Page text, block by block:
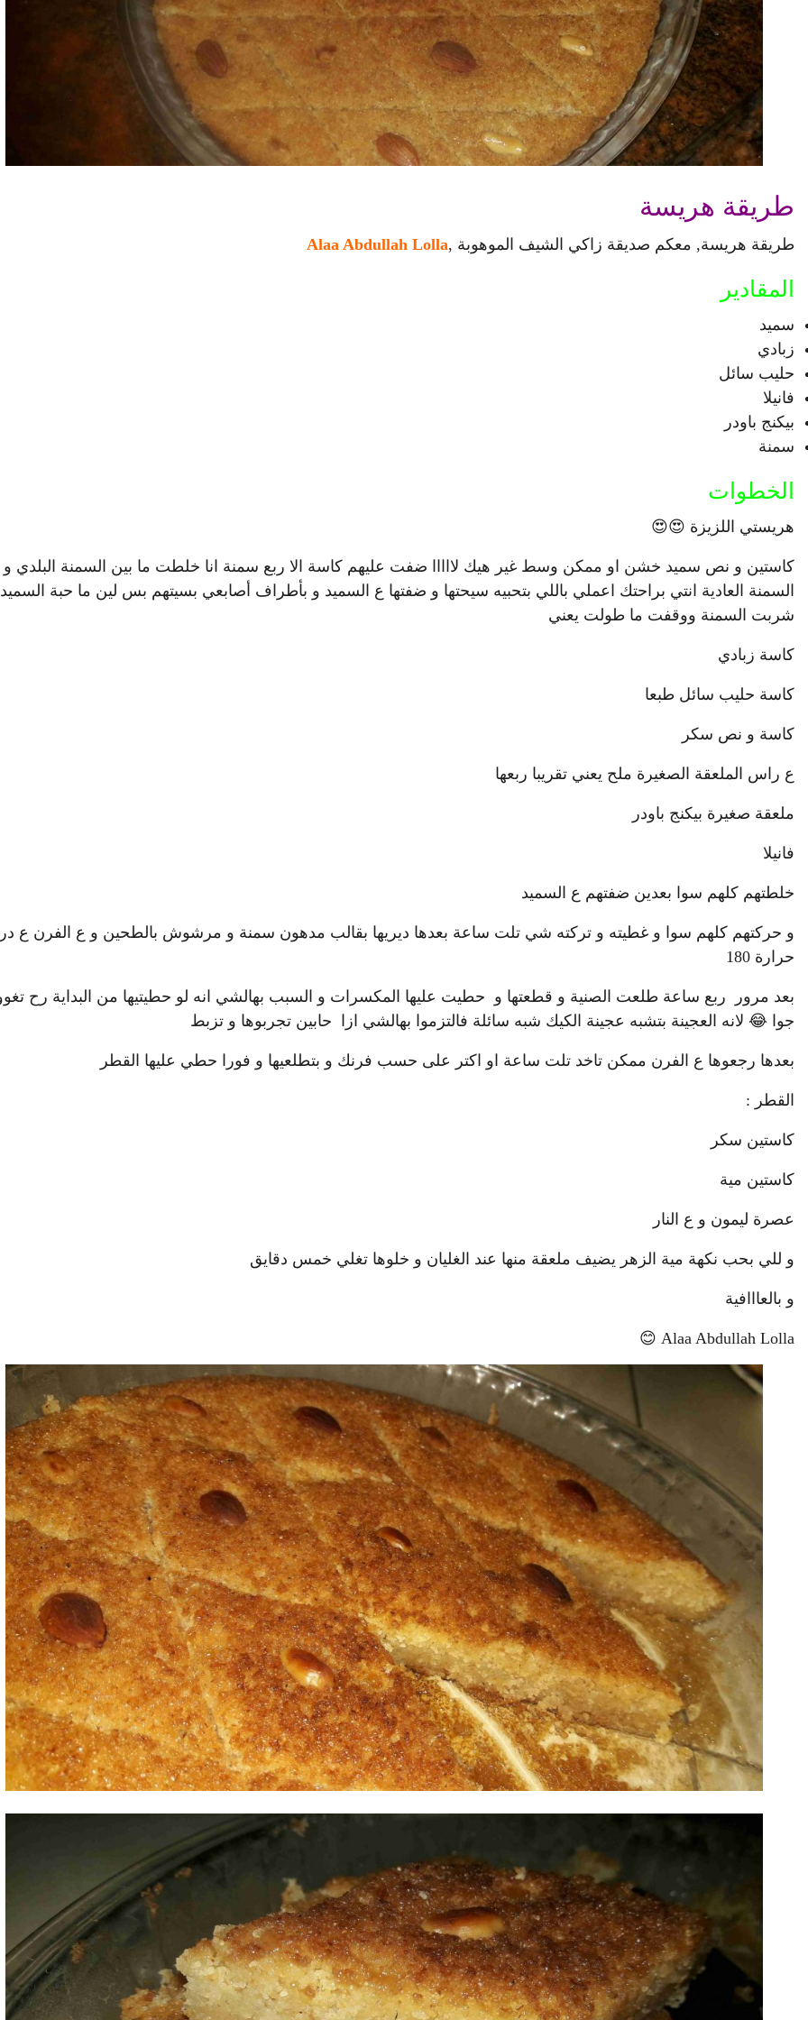
طريقة هريسة
طريقة هريسة, معكم صديقة زاكي الشيف الموهوبة ,Alaa Abdullah Lolla
المقادير
سميد
زبادي
حليب سائل
فانيلا
بيكنج باودر
سمنة
الخطوات
هريستي اللزيزة 😍😍
كاستين و نص سميد خشن او ممكن وسط غير هيك لااااا ضفت عليهم كاسة الا ربع سمنة انا خلطت ما بين السمنة البلدي و
السمنة العادية انتي براحتك اعملي باللي بتحبيه سيحتها و ضفتها ع السميد و بأطراف أصابعي بسيتهم بس لين ما حبة السميد
شربت السمنة ووقفت ما طولت يعني
كاسة زبادي
كاسة حليب سائل طبعا
كاسة و نص سكر
ع راس الملعقة الصغيرة ملح يعني تقريبا ربعها
ملعقة صغيرة بيكنج باودر
فانيلا
خلطتهم كلهم سوا بعدين ضفتهم ع السميد
و حركتهم كلهم سوا و غطيته و تركته شي تلت ساعة بعدها ديريها بقالب مدهون سمنة و مرشوش بالطحين و ع الفرن ع
حرارة 180
بعد مرور ربع ساعة طلعت الصنية و قطعتها و حطيت عليها المكسرات و السبب بهالشي انه لو حطيتيها من البداية رح
جوا 😂 لانه العجينة بتشبه عجينة الكيك شبه سائلة فالتزموا بهالشي ازا حابين تجربوها و تزبط
بعدها رجعوها ع الفرن ممكن تاخد تلت ساعة او اكتر على حسب فرنك و بتطلعيها و فورا حطي عليها القطر
القطر :
كاستين سكر
كاستين مية
عصرة ليمون و ع النار
و للي بحب نكهة مية الزهر يضيف ملعقة منها عند الغليان و خلوها تغلي خمس دقايق
و بالعااافية
Alaa Abdullah Lolla 😊